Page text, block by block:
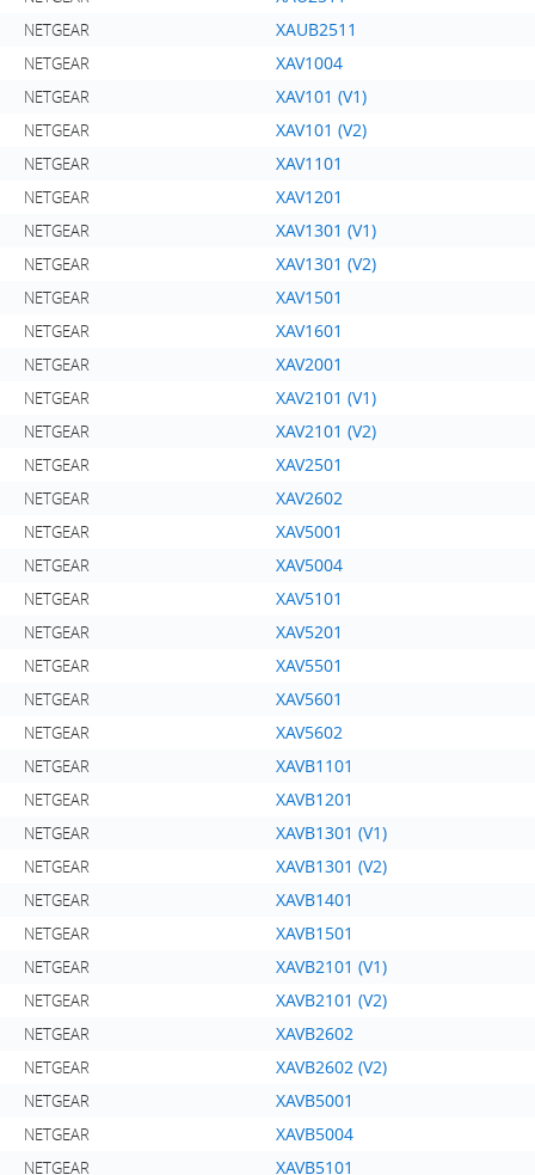
NETGEAR XAUB2511
NETGEAR XAV1004
NETGEAR XAV101 (V1)
NETGEAR XAV101 (V2)
NETGEAR XAV1101
NETGEAR XAV1201
NETGEAR XAV1301 (V1)
NETGEAR XAV1301 (V2)
NETGEAR XAV1501
NETGEAR XAV1601
NETGEAR XAV2001
NETGEAR XAV2101 (V1)
NETGEAR XAV2101 (V2)
NETGEAR XAV2501
NETGEAR XAV2602
NETGEAR XAV5001
NETGEAR XAV5004
NETGEAR XAV5101
NETGEAR XAV5201
NETGEAR XAV5501
NETGEAR XAV5601
NETGEAR XAV5602
NETGEAR XAVB1101
NETGEAR XAVB1201
NETGEAR XAVB1301 (V1)
NETGEAR XAVB1301 (V2)
NETGEAR XAVB1401
NETGEAR XAVB1501
NETGEAR XAVB2101 (V1)
NETGEAR XAVB2101 (V2)
NETGEAR XAVB2602
NETGEAR XAVB2602 (V2)
NETGEAR XAVB5001
NETGEAR XAVB5004
NETGEAR XAVB5101